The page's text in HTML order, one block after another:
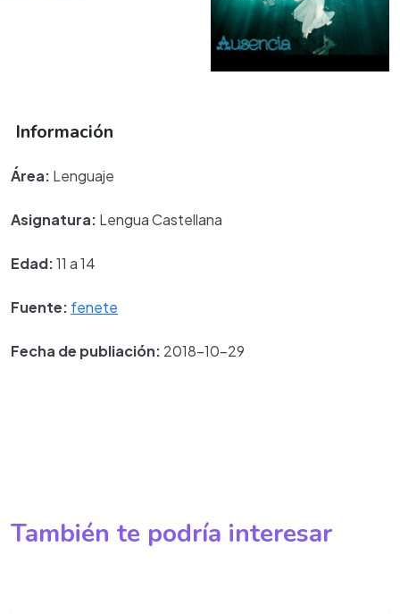
Información
Área: Lenguaje
Asignatura: Lengua Castellana
Edad:11 a 14
Fuente: fenete
Fecha de publiación: 2018-10-29
También te podría interesar